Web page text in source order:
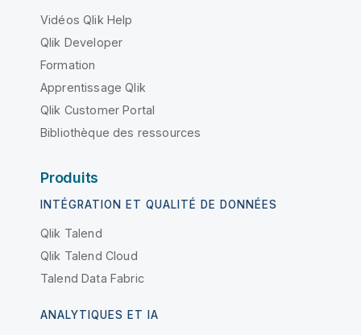
Vidéos Qlik Help
Qlik Developer
Formation
Apprentissage Qlik
Qlik Customer Portal
Bibliothèque des ressources
Produits
INTÉGRATION ET QUALITÉ DE DONNÉES
Qlik Talend
Qlik Talend Cloud
Talend Data Fabric
ANALYTIQUES ET IA